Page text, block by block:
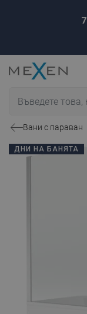
7
Вани с параван
ДНИ НА БАНЯТА